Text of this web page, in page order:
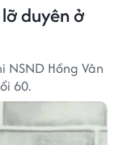
duyên ở
Hồng Vân
60.